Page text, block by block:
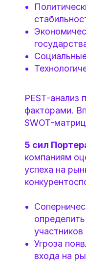
PEST-анализ
факторами.
SWOT-
5 сил
компаниям
успеха на
участников
Угроза
входа на